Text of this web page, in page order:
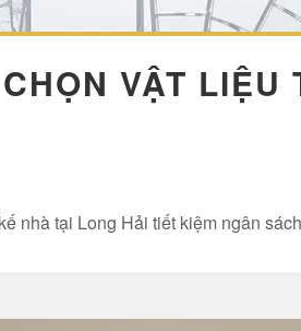
VẬT LIỆU
nhà tại Long Hải tiết kiệm ngân